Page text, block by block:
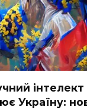
інтелект
Україну: